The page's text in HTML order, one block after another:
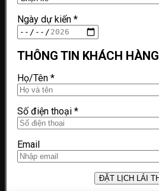
Ngày dự kiến *
THÔNG TIN KHÁCH HÀNG
Họ/Tên *
Số điện thoại *
Email